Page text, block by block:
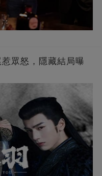
眾怒，隱藏結局曝